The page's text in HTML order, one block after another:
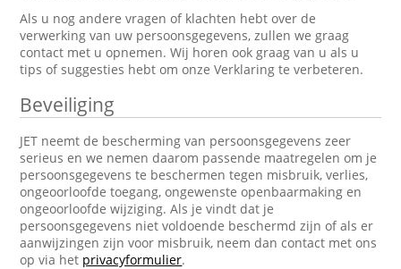
Als u nog andere vragen of klachten hebt over de
verwerking van uw persoonsgegevens, zullen we graag
contact met u opnemen. Wij horen ook graag van u als u
tips of suggesties hebt om onze Verklaring te verbeteren.
Beveiliging
JET neemt de bescherming van persoonsgegevens zeer
serieus en we nemen daarom passende maatregelen om je
persoonsgegevens te beschermen tegen misbruik, verlies,
ongeoorloofde toegang, ongewenste openbaarmaking en
ongeoorloofde wijziging. Als je vindt dat je
persoonsgegevens niet voldoende beschermd zijn of als er
aanwijzingen zijn voor misbruik, neem dan contact met ons
op via het privacyformulier.